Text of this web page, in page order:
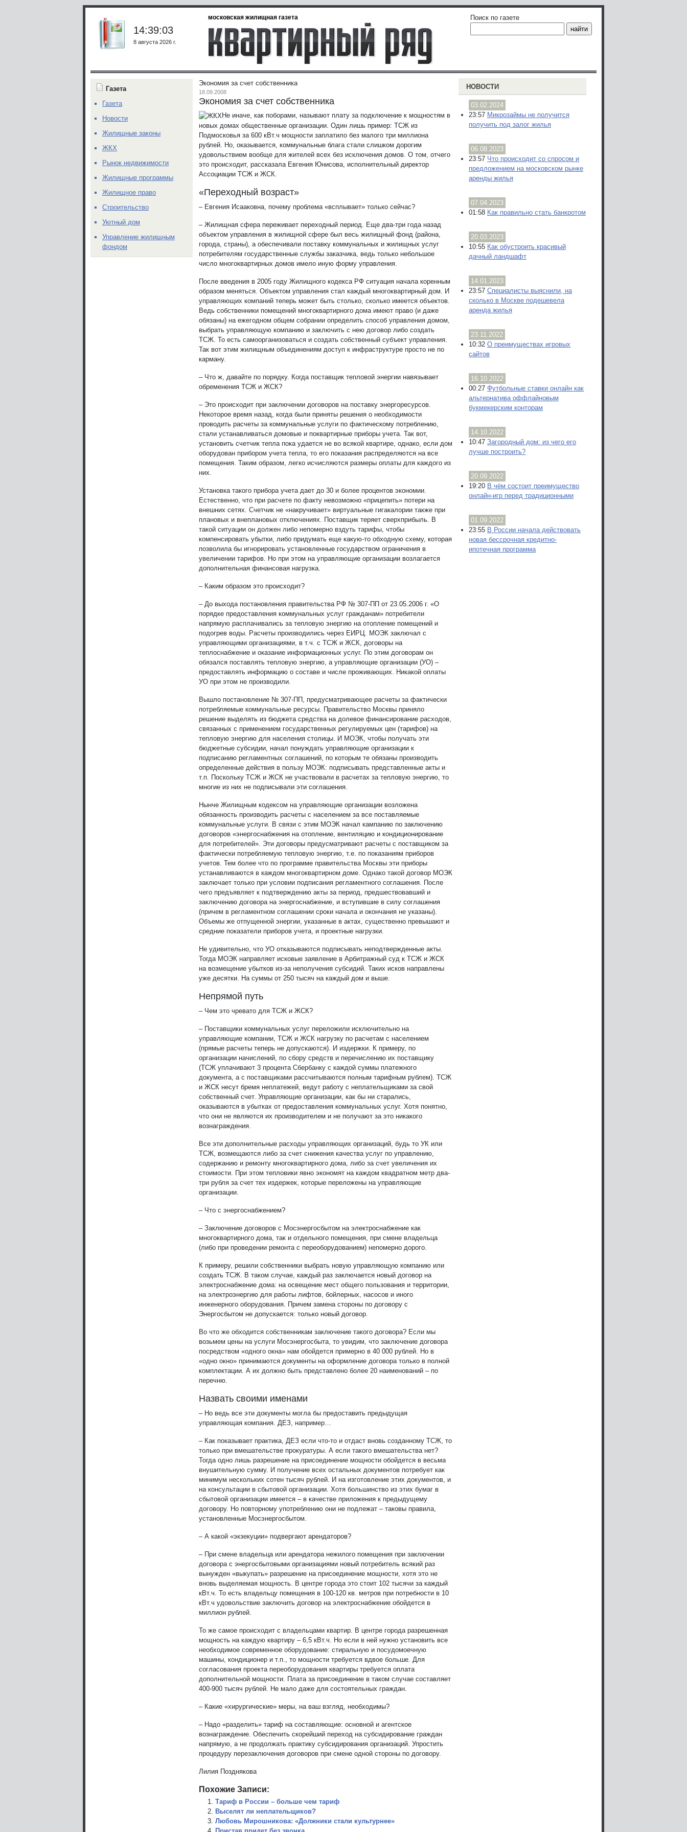
московская жилищная газета
14:39:03
8 августа 2026 г.
Поиск по газете
Экономия за счет собственника
18.09.2008
Экономия за счет собственника
Не иначе, как поборами, называют плату за подключение к мощностям в
новых домах общественные организации. Один лишь пример: ТСЖ из
Подмосковья за 600 кВт.ч мощности заплатило без малого три миллиона
рублей. Но, оказывается, коммунальные блага стали слишком дорогим
удовольствием вообще для жителей всех без исключения домов. О том, отчего
это происходит, рассказала Евгения Юнисова, исполнительный директор
Ассоциации ТСЖ и ЖСК.
«Переходный возраст»
– Евгения Исааковна, почему проблема «всплывает» только сейчас?
– Жилищная сфера переживает переходный период. Еще два-три года назад
объектом управления в жилищной сфере был весь жилищный фонд (района,
города, страны), а обеспечивали поставку коммунальных и жилищных услуг
потребителям государственные службы заказчика, ведь только небольшое
число многоквартирных домов имело иную форму управления.
После введения в 2005 году Жилищного кодекса РФ ситуация начала коренным
образом меняться. Объектом управления стал каждый многоквартирный дом. И
управляющих компаний теперь может быть столько, сколько имеется объектов.
Ведь собственники помещений многоквартирного дома имеют право (и даже
обязаны) на ежегодном общем собрании определить способ управления домом,
выбрать управляющую компанию и заключить с нею договор либо создать
ТСЖ. То есть самоорганизоваться и создать собственный субъект управления.
Так вот этим жилищным объединениям доступ к инфраструктуре просто не по
карману.
– Что ж, давайте по порядку. Когда поставщик тепловой энергии навязывает
обременения ТСЖ и ЖСК?
– Это происходит при заключении договоров на поставку энергоресурсов.
Некоторое время назад, когда были приняты решения о необходимости
проводить расчеты за коммунальные услуги по фактическому потреблению,
стали устанавливаться домовые и поквартирные приборы учета. Так вот,
установить счетчик тепла пока удается не во всякой квартире, однако, если дом
оборудован прибором учета тепла, то его показания распределяются на все
помещения. Таким образом, легко исчисляются размеры оплаты для каждого из
них.
Установка такого прибора учета дает до 30 и более процентов экономии.
Естественно, что при расчете по факту невозможно «прицепить» потери на
внешних сетях. Счетчик не «накручивает» виртуальные гигакалории также при
плановых и внеплановых отключениях. Поставщик теряет сверхприбыль. В
такой ситуации он должен либо непомерно вздуть тарифы, чтобы
компенсировать убытки, либо придумать еще какую-то обходную схему, которая
позволила бы игнорировать установленные государством ограничения в
увеличении тарифов. Но при этом на управляющие организации возлагается
дополнительная финансовая нагрузка.
– Каким образом это происходит?
– До выхода постановления правительства РФ № 307-ПП от 23.05.2006 г. «О
порядке предоставления коммунальных услуг гражданам» потребители
напрямую расплачивались за тепловую энергию на отопление помещений и
подогрев воды. Расчеты производились через ЕИРЦ. МОЭК заключал с
управляющими организациями, в т.ч. с ТСЖ и ЖСК, договоры на
теплоснабжение и оказание информационных услуг. По этим договорам он
обязался поставлять тепловую энергию, а управляющие организации (УО) –
предоставлять информацию о составе и числе проживающих. Никакой оплаты
УО при этом не производили.
Вышло постановление № 307-ПП, предусматривающее расчеты за фактически
потребляемые коммунальные ресурсы. Правительство Москвы приняло
решение выделять из бюджета средства на долевое финансирование расходов,
связанных с применением государственных регулируемых цен (тарифов) на
тепловую энергию для населения столицы. И МОЭК, чтобы получать эти
бюджетные субсидии, начал понуждать управляющие организации к
подписанию регламентных соглашений, по которым те обязаны производить
определенные действия в пользу МОЭК: подписывать представленные акты и
т.п. Поскольку ТСЖ и ЖСК не участвовали в расчетах за тепловую энергию, то
многие из них не подписывали эти соглашения.
Нынче Жилищным кодексом на управляющие организации возложена
обязанность производить расчеты с населением за все поставляемые
коммунальные услуги. В связи с этим МОЭК начал кампанию по заключению
договоров «энергоснабжения на отопление, вентиляцию и кондиционирование
для потребителей». Эти договоры предусматривают расчеты с поставщиком за
фактически потребляемую тепловую энергию, т.е. по показаниям приборов
учетов. Тем более что по программе правительства Москвы эти приборы
устанавливаются в каждом многоквартирном доме. Однако такой договор МОЭК
заключает только при условии подписания регламентного соглашения. После
чего предъявляет к подтверждению акты за период, предшествовавший и
заключению договора на энергоснабжение, и вступившие в силу соглашения
(причем в регламентном соглашении сроки начала и окончания не указаны).
Объемы же отпущенной энергии, указанные в актах, существенно превышают и
средние показатели приборов учета, и проектные нагрузки.
Не удивительно, что УО отказываются подписывать неподтвержденные акты.
Тогда МОЭК направляет исковые заявление в Арбитражный суд к ТСЖ и ЖСК
на возмещение убытков из-за неполучения субсидий. Таких исков направлены
уже десятки. На суммы от 250 тысяч на каждый дом и выше.
Непрямой путь
– Чем это чревато для ТСЖ и ЖСК?
– Поставщики коммунальных услуг переложили исключительно на
управляющие компании, ТСЖ и ЖСК нагрузку по расчетам с населением
(прямые расчеты теперь не допускаются). И издержки. К примеру, по
организации начислений, по сбору средств и перечислению их поставщику
(ТСЖ уплачивают 3 процента Сбербанку с каждой суммы платежного
документа, а с поставщиками рассчитываются полным тарифным рублем). ТСЖ
и ЖСК несут бремя неплатежей, ведут работу с неплательщиками за свой
собственный счет. Управляющие организации, как бы ни старались,
оказываются в убытках от предоставления коммунальных услуг. Хотя понятно,
что они не являются их производителем и не получают за это никакого
вознаграждения.
Все эти дополнительные расходы управляющих организаций, будь то УК или
ТСЖ, возмещаются либо за счет снижения качества услуг по управлению,
содержанию и ремонту многоквартирного дома, либо за счет увеличения их
стоимости. При этом тепловики явно экономят на каждом квадратном метр два-
три рубля за счет тех издержек, которые переложены на управляющие
организации.
– Что с энергоснабжением?
– Заключение договоров с Мосэнергосбытом на электроснабжение как
многоквартирного дома, так и отдельного помещения, при смене владельца
(либо при проведении ремонта с переоборудованием) непомерно дорого.
К примеру, решили собственники выбрать новую управляющую компанию или
создать ТСЖ. В таком случае, каждый раз заключается новый договор на
электроснабжение дома: на освещение мест общего пользования и территории,
на электроэнергию для работы лифтов, бойлерных, насосов и иного
инженерного оборудования. Причем замена стороны по договору с
Энергосбытом не допускается: только новый договор.
Во что же обходится собственникам заключение такого договора? Если мы
возьмем цены на услуги Мосэнергосбыта, то увидим, что заключение договора
посредством «одного окна» нам обойдется примерно в 40 000 рублей. Но в
«одно окно» принимаются документы на оформление договора только в полной
комплектации. А их должно быть представлено более 20 наименований – по
перечню.
Назвать своими именами
– Но ведь все эти документы могла бы предоставить предыдущая
управляющая компания. ДЕЗ, например…
– Как показывает практика, ДЕЗ если что-то и отдаст вновь созданному ТСЖ, то
только при вмешательстве прокуратуры. А если такого вмешательства нет?
Тогда одно лишь разрешение на присоединение мощности обойдется в весьма
внушительную сумму. И получение всех остальных документов потребует как
минимум нескольких сотен тысяч рублей. И на изготовление этих документов, и
на консультации в сбытовой организации. Хотя большинство из этих бумаг в
сбытовой организации имеется – в качестве приложения к предыдущему
договору. Но повторному употреблению они не подлежат – таковы правила,
установленные Мосэнергосбытом.
– А какой «экзекуции» подвергают арендаторов?
– При смене владельца или арендатора нежилого помещения при заключении
договора с энергосбытовыми организациями новый потребитель всякий раз
вынужден «выкупать» разрешение на присоединение мощности, хотя это не
вновь выделяемая мощность. В центре города это стоит 102 тысячи за каждый
кВт.ч. То есть владельцу помещения в 100-120 кв. метров при потребности в 10
кВт.ч удовольствие заключить договор на электроснабжение обойдется в
миллион рублей.
То же самое происходит с владельцами квартир. В центре города разрешенная
мощность на каждую квартиру – 6,5 кВт.ч. Но если в ней нужно установить все
необходимое современное оборудование: стиральную и посудомоечную
машины, кондиционер и т.п., то мощности требуется вдвое больше. Для
согласования проекта переоборудования квартиры требуется оплата
дополнительной мощности. Плата за присоединение в таком случае составляет
400-900 тысяч рублей. Не мало даже для состоятельных граждан.
– Какие «хирургические» меры, на ваш взгляд, необходимы?
– Надо «разделить» тариф на составляющие: основной и агентское
вознаграждение. Обеспечить скорейший переход на субсидирование граждан
напрямую, а не продолжать практику субсидирования организаций. Упростить
процедуру перезаключения договоров при смене одной стороны по договору.
Лилия Позднякова
Похожие Записи:
Тариф в России – больше чем тариф
Выселят ли неплательщиков?
Любовь Мирошникова: «Должники стали культурнее»
НОВОСТИ
03.02.2024
23:57 Микрозаймы не получится
получить под залог жилья
06.08.2023
23:57 Что происходит со спросом и
предложением на московском рынке
аренды жилья
07.04.2023
01:58 Как правильно стать банкротом
20.03.2023
10:55 Как обустроить красивый
дачный ландшафт
14.01.2023
23:57 Специалисты выяснили, на
сколько в Москве подешевела
аренда жилья
23.11.2022
10:32 О преимуществах игровых
сайтов
16.10.2022
00:27 Футбольные ставки онлайн как
альтернатива оффлайновым
букмекерским конторам
14.10.2022
10:47 Загородный дом: из чего его
лучше построить?
20.09.2022
19:20 В чём состоит преимущество
онлайн-игр перед традиционными
01.09.2022
23:55 В России начала действовать
новая бессрочная кредитно-
ипотечная программа
Газета
Газета
Новости
Жилищные законы
ЖКХ
Рынок недвижимости
Жилищные программы
Жилищное право
Строительство
Уютный дом
Управление жилищным
фондом